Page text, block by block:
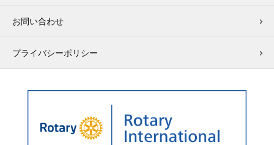
お問い合わせ
プライバシーポリシー